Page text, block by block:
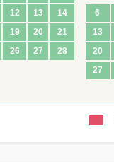
12 13
14
19 20
21
26 27
28
6
13
20
27